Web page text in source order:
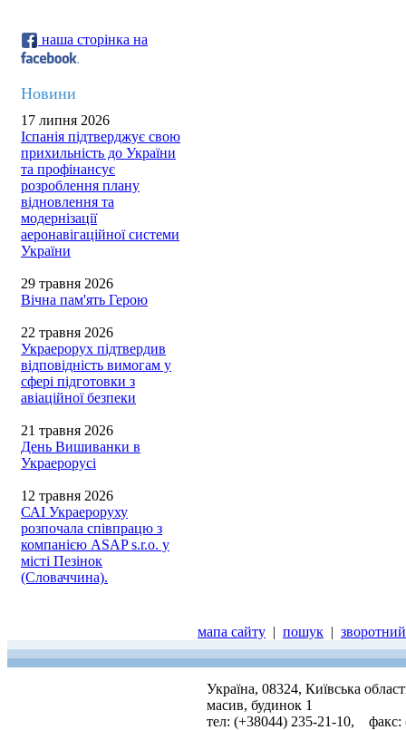
наша сторінка на
Новини
17 липня 2026
Іспанія підтверджує свою
прихильність до України
та профінансує
розроблення плану
відновлення та
модернізації
аеронавігаційної системи
України
29 травня 2026
Вічна пам'ять Герою
22 травня 2026
Украерорух підтвердив
відповідність вимогам у
сфері підготовки з
авіаційної безпеки
21 травня 2026
День Вишиванки в
Украерорусі
12 травня 2026
САІ Украероруху
розпочала співпрацю з
компанією ASAP s.r.o. у
місті Пезінок
(Словаччина).
мапа сайту | пошук |
Україна, 08324, Київська
масив, будинок 1
тел: (+38044) 235-21-10, факс: